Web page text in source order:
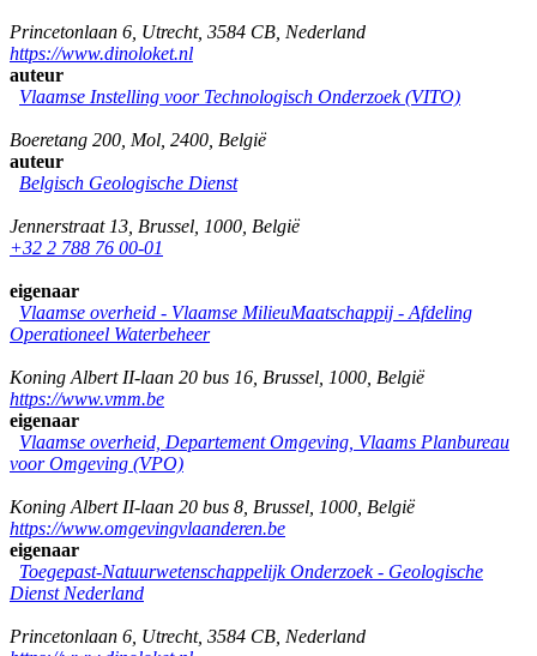
Princetonlaan 6 Utrecht, 3584 CB Nederland
https://www.dinoloket.nl
auteur
Vlaamse Instelling voor Technologisch Onderzoek (VITO)
Boeretang 200 Mol 2400 België
auteur
Belgisch Geologische Dienst
Jennerstraat 13 Brussel 1000 België
+32 2 788 76 00-01
eigenaar
Vlaamse overheid - Vlaamse MilieuMaatschappij - Afdeling
Operationeel Waterbeheer
Koning Albert II-laan 20 bus 16 Brussel 1000 België
https://www.vmm.be
eigenaar
Vlaamse overheid, Departement Omgeving, Vlaams Planbureau
voor Omgeving (VPO)
Koning Albert II-laan 20 bus 8 Brussel 1000 België
https://www.omgevingvlaanderen.be
eigenaar
Toegepast-Natuurwetenschappelijk Onderzoek - Geologische
Dienst Nederland
Princetonlaan 6 Utrecht, 3584 CB Nederland